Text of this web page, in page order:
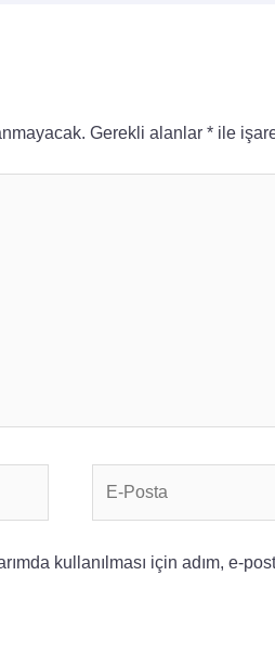
Gerekli alanlar *ile
kullanılması için adım, e-